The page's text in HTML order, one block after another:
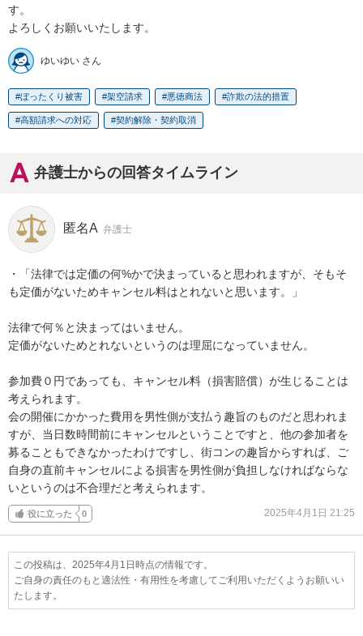
す。
よろしくお願いいたします。
ゆいゆい さん
ぼったくり被害 架空請求 悪徳商法 詐欺の法的措置
高額請求への対応 契約解除・契約取消
弁護士からの回答タイムライン
匿名A 弁護士
・「法律では定価の何%かで決まっていると思われますが、そもそ
も定価がないためキャンセル料はとれないと思います。」
法律で何％と決まってはいません。
定価がないためとれないというのは理屈になっていません。
参加費０円であっても、キャンセル料（損害賠償）が生じることは
考えられます。
会の開催にかかった費用を男性側が支払う趣旨のものだと思われま
すが、当日数時間前にキャンセルということですと、他の参加者を
募ることもできなかったわけですし、街コンの趣旨からすれば、ご
自身の直前キャンセルによる損害を男性側が負担しなければならな
いというのは不合理だと考えられます。
役に立った 0 2025年4月1日 21:25
この投稿は、2025年4月1日時点の情報です。
ご自身の責任のもと適法性・有用性を考慮してご利用いただくようお願いい
たします。